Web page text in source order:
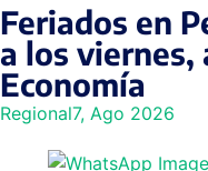
Feriados en
a los
Economía
Regional7, Ago 2026